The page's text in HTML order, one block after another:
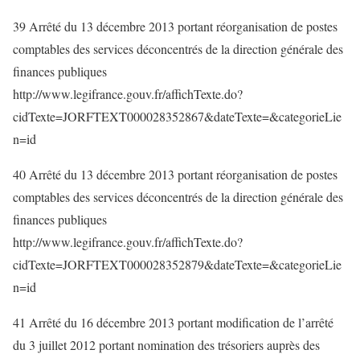
39 Arrêté du 13 décembre 2013 portant réorganisation de postes
comptables des services déconcentrés de la direction générale des
finances publiques
http://www.legifrance.gouv.fr/affichTexte.do?
cidTexte=JORFTEXT000028352867&dateTexte=&categorieLie
n=id
40 Arrêté du 13 décembre 2013 portant réorganisation de postes
comptables des services déconcentrés de la direction générale des
finances publiques
http://www.legifrance.gouv.fr/affichTexte.do?
cidTexte=JORFTEXT000028352879&dateTexte=&categorieLie
n=id
41 Arrêté du 16 décembre 2013 portant modification de l’arrêté
du 3 juillet 2012 portant nomination des trésoriers auprès des